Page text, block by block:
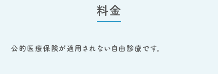
料金
公的医療保険が適用されない自由診療です。